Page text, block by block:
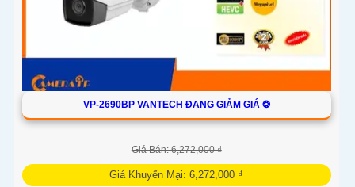
VP-2690BP VANTECH ĐANG GIẢM GIÁ ❂
Giá Bán: 6,272,000 ₫
Giá Khuyến Mại: 6,272,000 ₫